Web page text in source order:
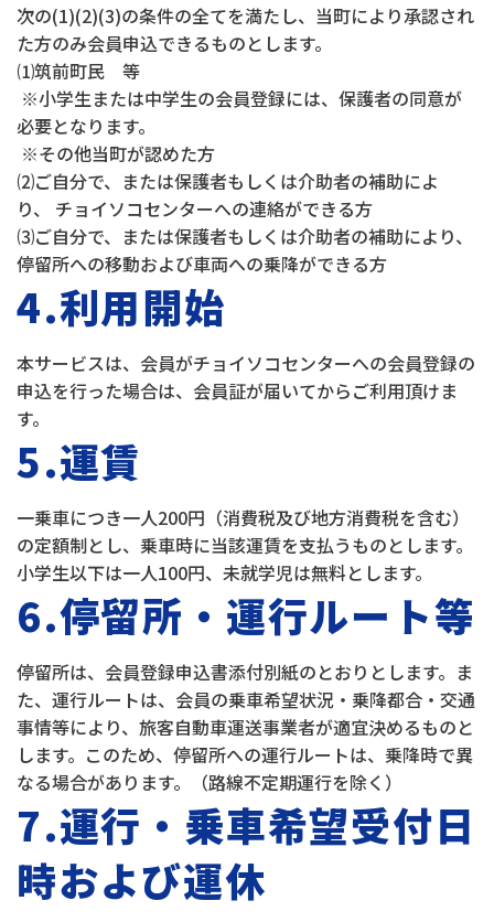
次の(1)(2)(3)の条件の全てを満たし、当町により承認され
た方のみ会員申込できるものとします。
⑴筑前町民 等
※小学生または中学生の会員登録には、保護者の同意が
必要となります。
※その他当町が認めた方
⑵ご自分で、または保護者もしくは介助者の補助によ
り、 チョイソコセンターへの連絡ができる方
⑶ご自分で、または保護者もしくは介助者の補助により、
停留所への移動および車両への乗降ができる方
4.利用開始
本サービスは、会員がチョイソコセンターへの会員登録の
申込を行った場合は、会員証が届いてからご利用頂けま
す。
5.運賃
一乗車につき一人200円（消費税及び地方消費税を含む）
の定額制とし、乗車時に当該運賃を支払うものとします。
小学生以下は一人100円、未就学児は無料とします。
6.停留所・運行ルート等
停留所は、会員登録申込書添付別紙のとおりとします。ま
た、運行ルートは、会員の乗車希望状況・乗降都合・交通
事情等により、旅客自動車運送事業者が適宜決めるものと
します。このため、停留所への運行ルートは、乗降時で異
なる場合があります。（路線不定期運行を除く）
7.運行・乗車希望受付日
時および運休